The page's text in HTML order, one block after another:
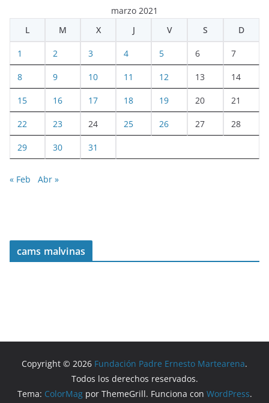
marzo 2021
L
M X J V S D
1 2 3 4 5 6 7
8 9 10 11 12 13 14
15 16 17 18 19 20 21
22 23 24 25 26 27 28
29 30 31
« Feb Abr »
cams malvinas
Copyright © 2026 Fundación Padre Ernesto Martearena.
Todos los derechos reservados.
Tema: ColorMagpor ThemeGrill. Funciona con WordPress.